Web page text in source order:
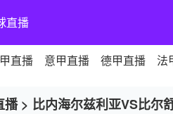
直播
直播 意甲直播 德甲直播 法
播> 比内海尔兹利亚VS比尔